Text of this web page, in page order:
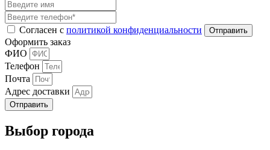
Согласен с политикой конфиденциальности
Оформить заказ
ФИО
Телефон
Почта
Адрес доставки
Отправить
Выбор города